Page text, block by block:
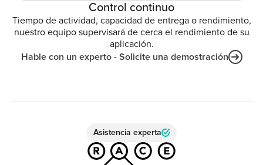
Control continuo
Tiempo de actividad, capacidad de entrega o rendimiento,
nuestro equipo supervisará de cerca el rendimiento de su
aplicación.
Hable con un experto - Solicite una demostración
Asistencia experta